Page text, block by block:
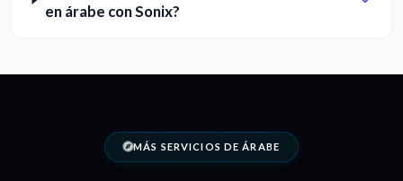
en árabe con Sonix?
MÁS SERVICIOS DE ÁRABE